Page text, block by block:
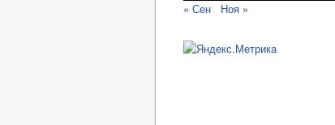
« Сен Ноя »